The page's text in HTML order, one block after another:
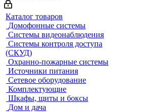
Каталог товаров
Домофонные системы
Системы видеонаблюдения
Системы контроля доступа
(СКУД)
Охранно-пожарные системы
Источники питания
Сетевое оборудование
Комплектующие
Шкафы, щиты и боксы
Дом и дача